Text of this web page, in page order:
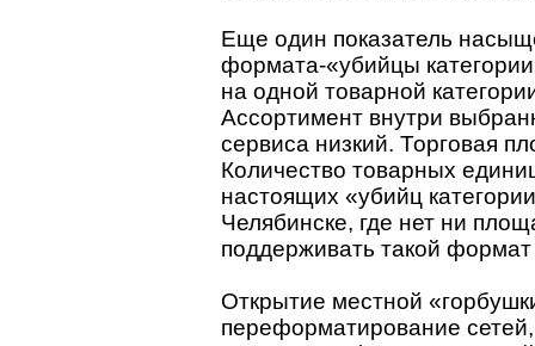
Еще один показатель
формата-«убийцы
на одной товарной
Ассортимент внутри
сервиса низкий. Торговая
Количество товарных
настоящих «убийц
Челябинске, где нет ни
поддерживать такой
Открытие местной
переформатирование